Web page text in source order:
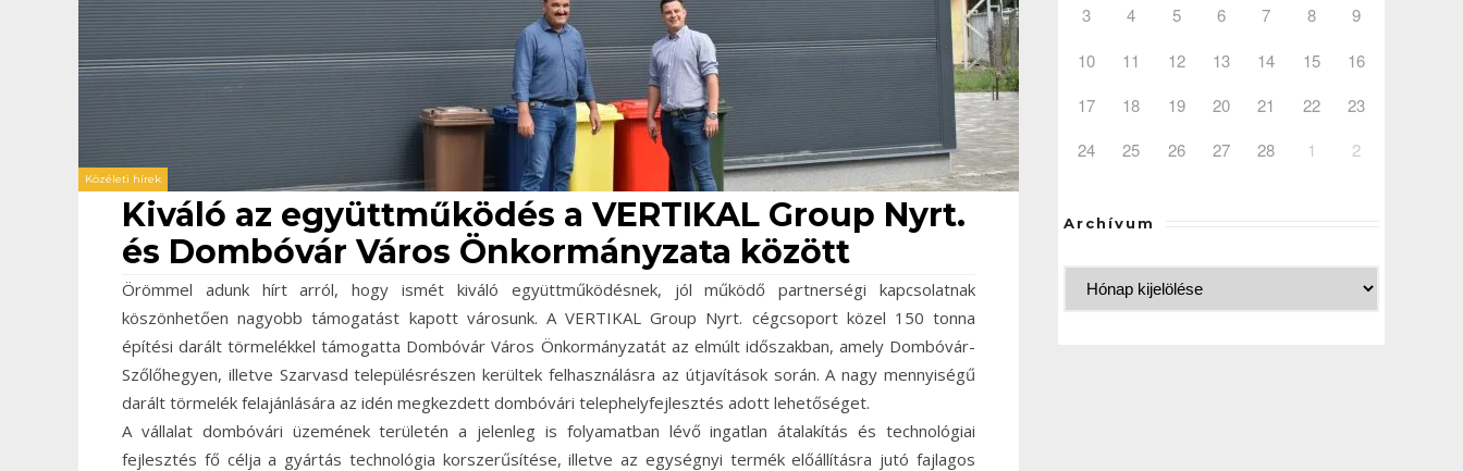
Közéleti hírek
Kiváló az együttműködés a VERTIKAL Group Nyrt.
és Dombóvár Város Önkormányzata között
Örömmel adunk hírt arról, hogy ismét kiváló együttműködésnek, jól működő partnerségi kapcsolatnak
köszönhetően nagyobb támogatást kapott városunk. A VERTIKAL Group Nyrt. cégcsoport közel 150 tonna
építési darált törmelékkel támogatta Dombóvár Város Önkormányzatát az elmúlt időszakban, amely Dombóvár-
Szőlőhegyen, illetve Szarvasd településrészen kerültek felhasználásra az útjavítások során. A nagy mennyiségű
darált törmelék felajánlására az idén megkezdett dombóvári telephelyfejlesztés adott lehetőséget.
A vállalat dombóvári üzemének területén a jelenleg is folyamatban lévő ingatlan átalakítás és technológiai
fejlesztés fő célja a gyártás technológia korszerűsítése, illetve az egységnyi termék előállításra jutó fajlagos
3
4 5 6 7 8
9
10
11 12 13 14 15
16
17
18 19 20 21 22
23
24
25 26 27 28 1 2
Archívum